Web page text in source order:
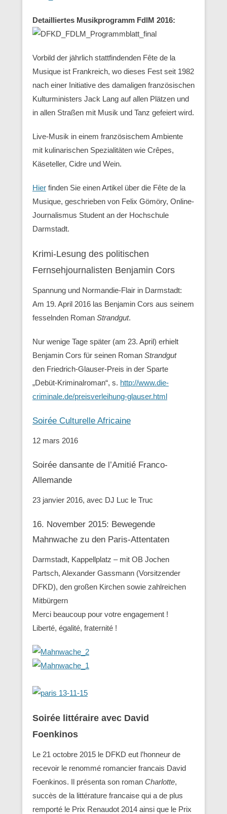
Detailliertes Musikprogramm FdlM 2016:
Vorbild der jährlich stattfindenden Fête de la
Musique ist Frankreich, wo dieses Fest seit 1982
nach einer Initiative des damaligen französischen
Kulturministers Jack Lang auf allen Plätzen und
in allen Straßen mit Musik und Tanz gefeiert wird.
Live-Musik in einem französischem Ambiente
mit kulinarischen Spezialitäten wie Crêpes,
Käseteller, Cidre und Wein.
Hier finden Sie einen Artikel über die Fête de la
Musique, geschrieben von Felix Gömöry, Online-
Journalismus Student an der Hochschule
Darmstadt.
Krimi-Lesung des politischen
Fernsehjournalisten Benjamin Cors
Spannung und Normandie-Flair in Darmstadt:
Am 19. April 2016 las Benjamin Cors aus seinem
fesselnden Roman Strandgut.
Nur wenige Tage später (am 23. April) erhielt
Benjamin Cors für seinen Roman Strandgut
den Friedrich-Glauser-Preis in der Sparte
„Debüt-Kriminalroman“, s. http://www.die-
criminale.de/preisverleihung-glauser.html
Soirée Culturelle Africaine
12 mars 2016
Soirée dansante de l’Amitié Franco-
Allemande
23 janvier 2016, avec DJ Luc le Truc
16. November 2015: Bewegende
Mahnwache zu den ‪Paris-Attentaten
Darmstadt, Kappellplatz – mit OB Jochen
Partsch, Alexander Gassmann (Vorsitzender
‪‎DFKD), den großen Kirchen sowie zahlreichen
Mitbürgern
Merci beaucoup pour votre engagement !
Liberté, égalité, fraternité !
Soirée littéraire avec David
Foenkinos
Le 21 octobre 2015 le DFKD eut l’honneur de
recevoir le renommé romancier francais David
Foenkinos. Il présenta son roman Charlotte,
succès de la littérature francaise qui a de plus
remporté le Prix Renaudot 2014 ainsi que le Prix